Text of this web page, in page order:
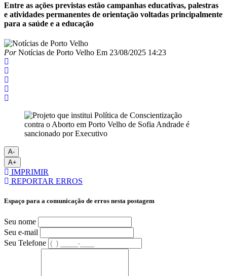
Entre as ações previstas estão campanhas educativas, palestras
e atividades permanentes de orientação voltadas principalmente
para a saúde e a educação
PorNotícias de Porto Velho Em 23/08/2025 14:23
A-
A+
IMPRIMIR
REPORTAR ERROS
Espaço para a comunicação de erros nesta postagem
Seu nome
Seu e-mail
Seu Telefone